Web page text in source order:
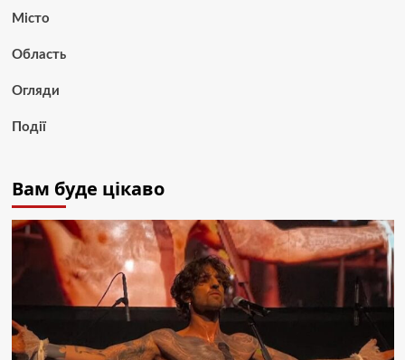
Місто
Область
Огляди
Події
Вам буде цікаво